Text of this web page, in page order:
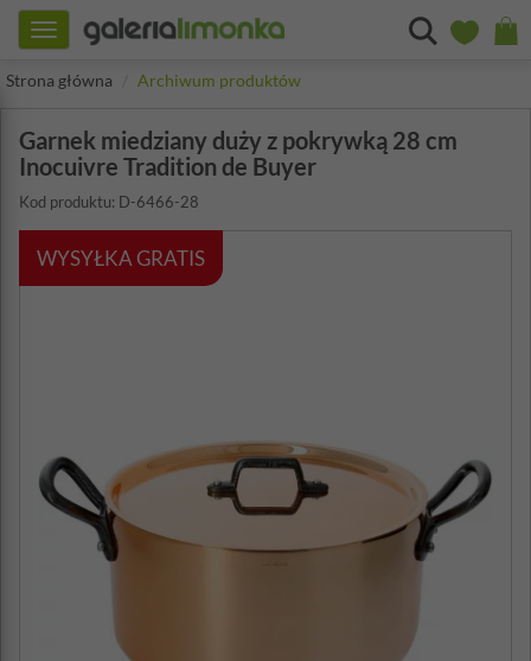
Toggle
navigation
Strona główna
Archiwum produktów
Garnek miedziany duży z pokrywką 28 cm
Inocuivre Tradition de Buyer
Kod produktu: D-6466-28
WYSYŁKA GRATIS